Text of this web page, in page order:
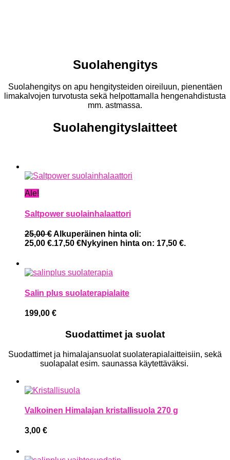
Suolahengitys
Suolahengitys on apu hengitysteiden oireiluun, pienentäen
limakalvojen turvotusta sekä helpottamalla hengenahdistusta
mm. astmassa.
Suolahengityslaitteet
Ale!
Saltpower suolainhalaattori
25,00€Alkuperäinen hinta oli:
25,00 €.17,50 €Nykyinen hinta on: 17,50 €.
Salin plus suolaterapialaite
199,00 €
Suodattimet ja suolat
Suodattimet ja himalajansuolat suolaterapialaitteisiin, sekä
suolapalat esim. saunassa käytettäväksi.
Valkoinen Himalajan kristallisuola 270 g
3,00 €